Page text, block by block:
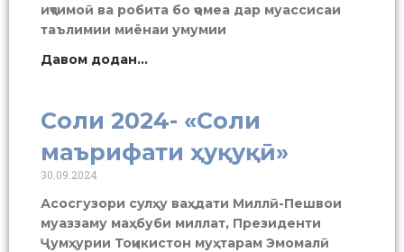
иҷтимоӣ ва робита бо ҷомеа дар муассисаи
таълимии миёнаи умумии
Давом додан...
Соли 2024- «Соли
маърифати ҳуқуқӣ»
30.09.2024
Асосгузори сулҳу ваҳдати Миллӣ-Пешвои
муаззаму маҳбуби миллат, Президенти
Ҷумҳурии Тоҷикистон муҳтарам Эмомалӣ